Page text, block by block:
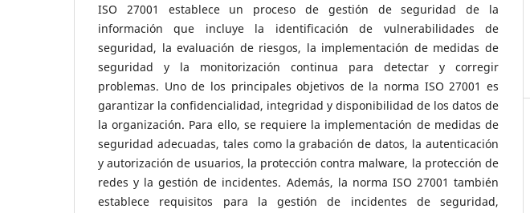
ISO 27001 establece un proceso de gestión de seguridad de la
información que incluye la identificación de vulnerabilidades de
seguridad, la evaluación de riesgos, la implementación de medidas de
seguridad y la monitorización continua para detectar y corregir
problemas. Uno de los principales objetivos de la norma ISO 27001 es
garantizar la confidencialidad, integridad y disponibilidad de los datos de
la organización. Para ello, se requiere la implementación de medidas de
seguridad adecuadas, tales como la grabación de datos, la autenticación
y autorización de usuarios, la protección contra malware, la protección de
redes y la gestión de incidentes. Además, la norma ISO 27001 también
establece requisitos para la gestión de incidentes de seguridad,